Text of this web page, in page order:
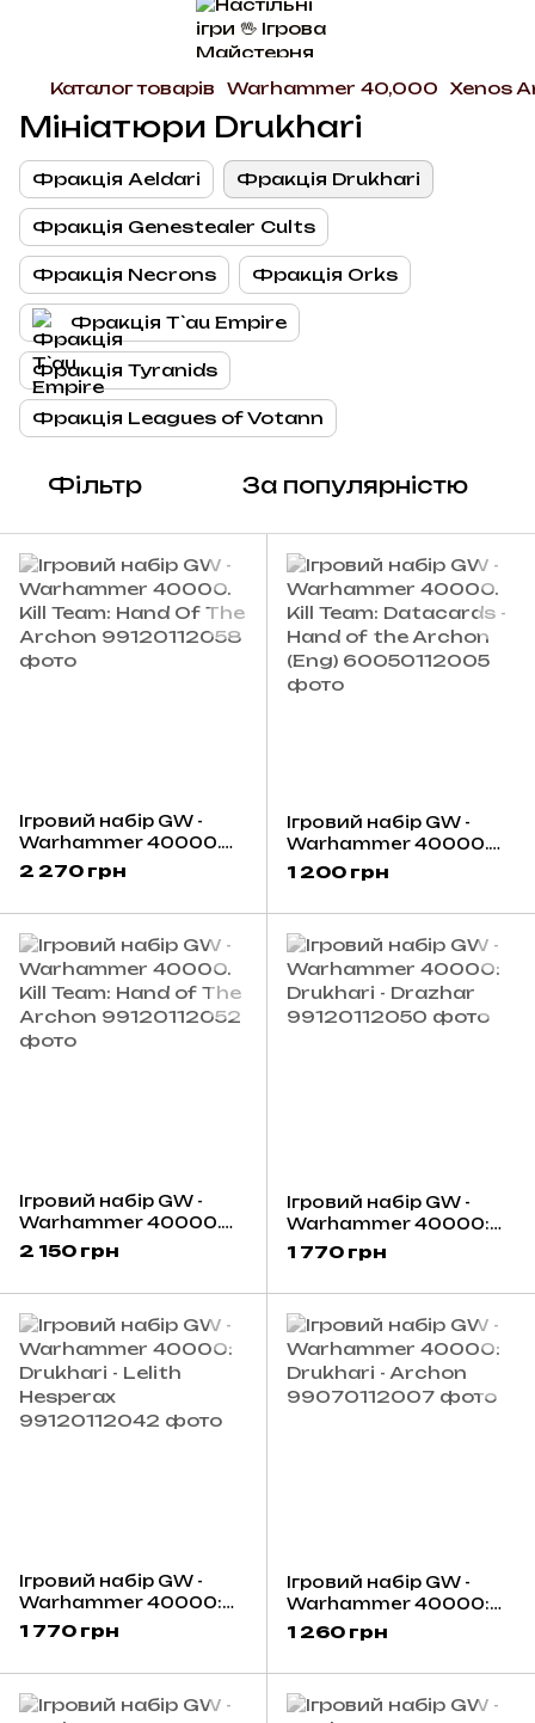
Каталог товарів Warhammer 40,000 Xenos
Мініатюри Drukhari
Фракція Aeldari Фракція Drukhari
Фракція Genestealer Cults
Фракція Necrons Фракція Orks
Фракція T`au Empire
Фракція Tyranids
Фракція Leagues of Votann
Фільтр За популярністю
Ігровий набір GW -
Warhammer 40000.
Kill Team: Hand Of The
2 270 грн
Ігровий набір GW -
Warhammer 40000.
Kill Team: Datacards -
Hand of the Archon
1 200 грн
Ігровий набір GW -
Warhammer 40000.
Kill Team: Hand of The
2 150 грн
Ігровий набір GW -
Warhammer 40000:
Drukhari - Drazhar
1 770 грн
Ігровий набір GW -
Warhammer 40000:
Drukhari - Lelith
Hesperax
1 770 грн
Ігровий набір GW -
Warhammer 40000:
Drukhari - Archon
1 260 грн